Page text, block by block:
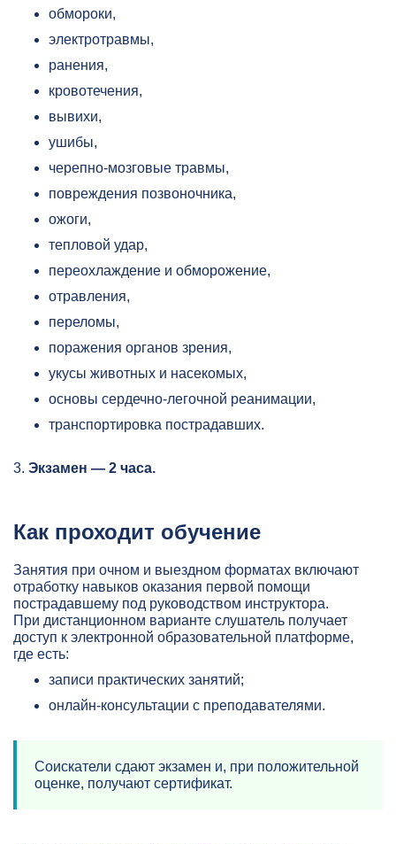
обмороки,
электротравмы,
ранения,
кровотечения,
вывихи,
ушибы,
черепно-мозговые травмы,
повреждения позвоночника,
ожоги,
тепловой удар,
переохлаждение и обморожение,
отравления,
переломы,
поражения органов зрения,
укусы животных и насекомых,
основы сердечно-легочной реанимации,
транспортировка пострадавших.
3. Экзамен — 2 часа.
Как проходит обучение
Занятия при очном и выездном форматах включают
отработку навыков оказания первой помощи
пострадавшему под руководством инструктора.
При дистанционном варианте слушатель получает
доступ к электронной образовательной платформе,
где есть:
записи практических занятий;
онлайн-консультации с преподавателями.
Соискатели сдают экзамен и, при положительной
оценке, получают сертификат.